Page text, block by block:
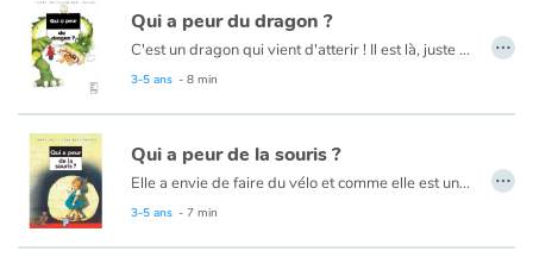
Qui a peur du dragon ?
C'est un dragon qui vient d'atterir ! Il est là, juste en face de toi !
3-5 ans - 8 min
…
Qui a peur de la souris ?
Elle a envie de faire du vélo et comme elle est une grande fille, elle décide de descendre seule le chercher à la cave. L'escalier est tout noir, tout froid, elle n'a qu'une envie : remonter ! Mais elle ne va pas se laisser impressionner...
3-5 ans - 7 min
…